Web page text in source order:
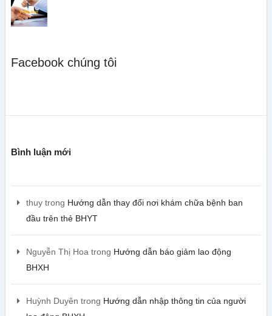
Facebook chúng tôi
Bình luận mới
thuytrong Hướng dẫn thay đổi nơi khám chữa bệnh ban
đầu trên thẻ BHYT
Nguyễn Thị Hoatrong Hướng dẫn báo giảm lao động
BHXH
Huỳnh Duyên trong Hướng dẫn nhập thông tin của người